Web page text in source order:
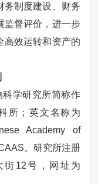
务制度建设、财务
监督评价，进一步
高效运转和资产的
学研究所简称作
所；英文名称为
Academy of
。研究所注册
12号，网址为